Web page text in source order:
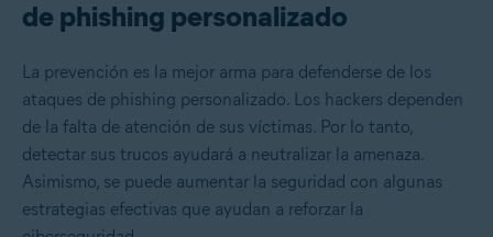
de phishing personalizado
La prevención es la mejor arma para defenderse de los
ataques de phishing personalizado. Los hackers dependen
de la falta de atención de sus víctimas. Por lo tanto,
detectar sus trucos ayudará a neutralizar la amenaza.
Asimismo, se puede aumentar la seguridad con algunas
estrategias efectivas que ayudan a reforzar la